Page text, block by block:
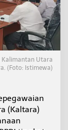
Kalimantan Utara
(Foto: Istimewa)
(Kaltara)